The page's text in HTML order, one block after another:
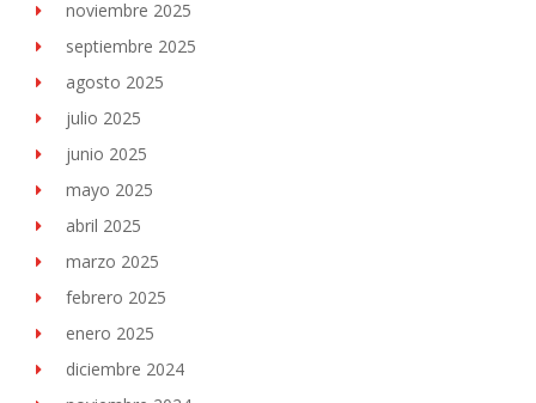
noviembre 2025
septiembre 2025
agosto 2025
julio 2025
junio 2025
mayo 2025
abril 2025
marzo 2025
febrero 2025
enero 2025
diciembre 2024